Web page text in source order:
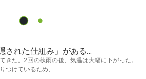
された仕組み」がある…
きた。2回の秋雨の後、気温は大幅に下がった。
つけているため、